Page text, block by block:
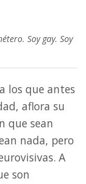
Soy gay. Soy
los que antes
aflora su
que sean
nada, pero
A
son